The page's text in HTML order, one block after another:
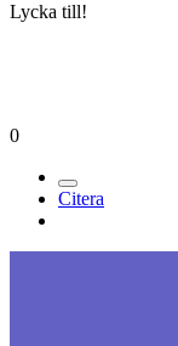
Lycka till!
0
Citera